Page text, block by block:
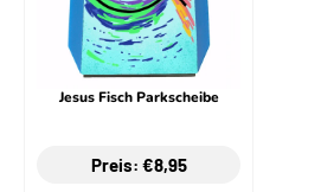
Jesus Fisch Parkscheibe
Preis: €8,95